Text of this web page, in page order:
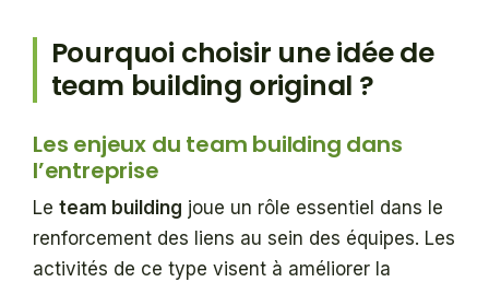
Pourquoi choisir une idée de
team building original ?
Les enjeux du team building dans
l’entreprise
Le team building joue un rôle essentiel dans le
renforcement des liens au sein des équipes. Les
activités de ce type visent à améliorer la